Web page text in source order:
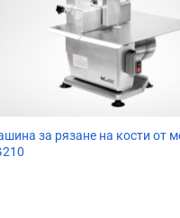
за рязане на кости от